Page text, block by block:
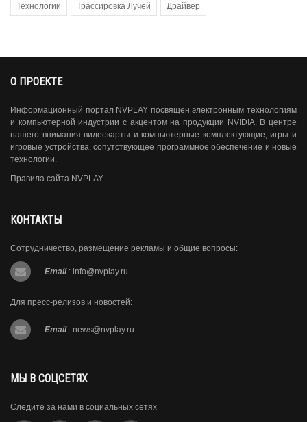
Технологии Трассировка Лучей Драйвер
О ПРОЕКТЕ
Информационный портал NVPLAY посвящен электронным технологиям
и компьютерной индустрии с акцентом на продукции NVIDIA. В центре
нашего внимания видеокарты и компьютерные комплектующие, игры и
игровые устройства, сопутствующее программное обеспечение и новые
технологии.
Правила сайта NVPLAY
КОНТАКТЫ
Сотрудничество, размещение рекламы и общие вопросы:
Email : info@nvplay.ru
Для пресс-релизов и новостей:
Email : news@nvplay.ru
МЫ В СОЦСЕТЯХ
Следите за нами в социальных сетях